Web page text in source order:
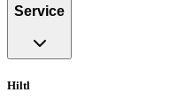
Service
Hiltl